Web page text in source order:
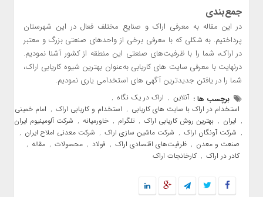
جمع‌بندی
در این مقاله به معرفی اراک و صنایع مختلف فعال در این شهرستان
پرداختیم. به شکلی که با معرفی برخی از واحدهای صنعتی بزرگ و معتبر
در اراک، شما را با ظرفیت‌های صنعتی این منطقه از کشور آشنا نمودیم.
درنهایت با معرفی سایت های کاریابی به‌عنوان بهترین شیوه کاریابی اراک،
شما را در یافتن جدیدترین آگهی های استخدامی یاری نمودیم.
برچسب ها : آنلاین , اراک در یک نگاه ,
استخدام در اراک با سایت‌ های کاریابی , استخدام و کاریابی اراک , امام خمینی
, ایران , بهترین روش کاریابی اراک , تلگرام , خاورمیانه , شرکت آلومینیوم ایران
, شرکت آونگان اراک , شرکت ماشین ‌سازی اراک , شرکت معدنی املاح ایران ,
صنعت و معدن , ظرفیت‌های اقتصادی اراک , فولاد , محصولات , مقاله ,
کادر در اراک , کارخانجات اراک